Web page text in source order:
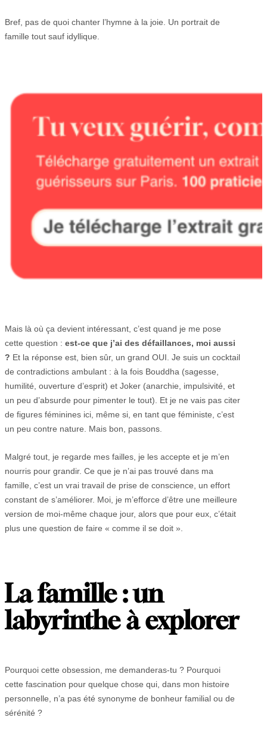
Bref, pas de quoi chanter l’hymne à la joie. Un portrait de
famille tout sauf idyllique.
Mais là où ça devient intéressant, c’est quand je me pose
cette question : est-ce que j’ai des défaillances, moi aussi
? Et la réponse est, bien sûr, un grand OUI. Je suis un cocktail
de contradictions ambulant : à la fois Bouddha (sagesse,
humilité, ouverture d’esprit) et Joker (anarchie, impulsivité, et
un peu d’absurde pour pimenter le tout). Et je ne vais pas citer
de figures féminines ici, même si, en tant que féministe, c’est
un peu contre nature. Mais bon, passons.
Malgré tout, je regarde mes failles, je les accepte et je m’en
nourris pour grandir. Ce que je n’ai pas trouvé dans ma
famille, c’est un vrai travail de prise de conscience, un effort
constant de s’améliorer. Moi, je m’efforce d’être une meilleure
version de moi-même chaque jour, alors que pour eux, c’était
plus une question de faire « comme il se doit ».
La famille : un
labyrinthe à explorer
Pourquoi cette obsession, me demanderas-tu ? Pourquoi
cette fascination pour quelque chose qui, dans mon histoire
personnelle, n’a pas été synonyme de bonheur familial ou de
sérénité ?